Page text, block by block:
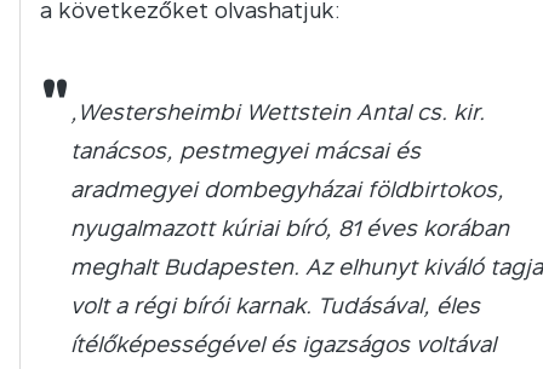
a következőket olvashatjuk:
" „Westersheimbi Wettstein Antal cs. kir.
tanácsos, pestmegyei mácsai és
aradmegyei dombegyházai földbirtokos,
nyugalmazott kúriai bíró, 81 éves korában
meghalt Budapesten. Az elhunyt kiváló tagja
volt a régi bírói karnak. Tudásával, éles
ítélőképességével és igazságos voltával